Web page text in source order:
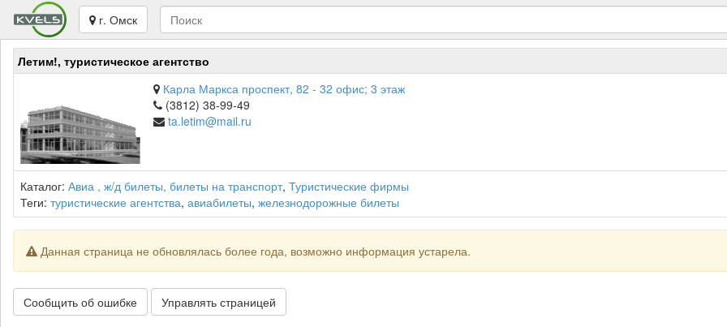
г. Омск
Летим!, туристическое агентство
Карла Маркса проспект, 82 - 32 офис; 3 этаж
(3812) 38-99-49
ta.letim@mail.ru
Каталог: Авиа , ж/д билеты, билеты на транспорт, Туристические фирмы
Теги: туристические агентства, авиабилеты, железнодорожные билеты
Данная страница не обновлялась более года, возможно информация устарела.
Сообщить об ошибке Управлять страницей